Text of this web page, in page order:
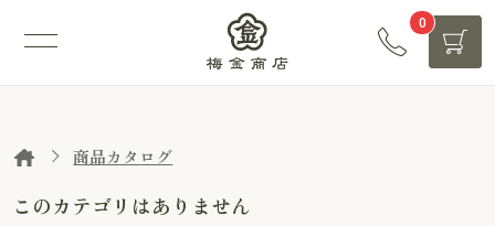
0
商品カタログ
このカテゴリはありません